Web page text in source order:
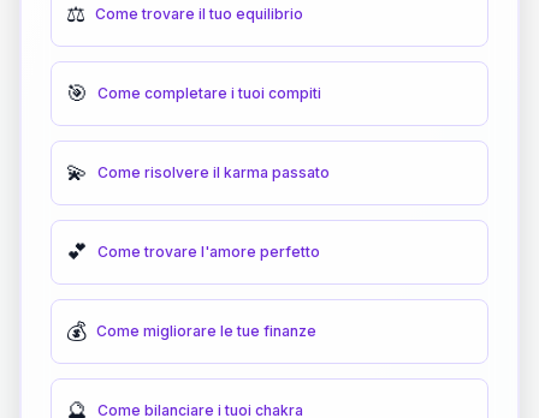
⚖️ Come trovare il tuo equilibrio
🎯 Come completare i tuoi compiti
💫 Come risolvere il karma passato
💕 Come trovare l'amore perfetto
💰 Come migliorare le tue finanze
🔮 Come bilanciare i tuoi chakra